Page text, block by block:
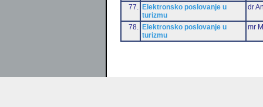
77.
Elektronsko poslovanje u
turizmu
dr
78.
Elektronsko poslovanje u
turizmu
mr